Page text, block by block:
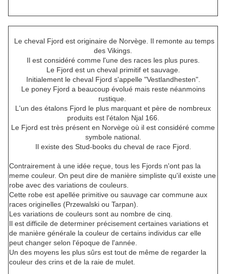
Le cheval Fjord est originaire de Norvège. Il remonte au temps
des Vikings.
Il est considéré comme l'une des races les plus pures.
Le Fjord est un cheval primitif et sauvage.
Initialement le cheval Fjord s'appelle "Vestlandhesten".
Le poney Fjord a beaucoup évolué mais reste néanmoins
rustique.
L'un des étalons Fjord le plus marquant et père de nombreux
produits est l'étalon Njal 166.
Le Fjord est très présent en Norvège où il est considéré comme
symbole national.
Il existe des Stud-books du cheval de race Fjord.
Contrairement à une idée reçue, tous les Fjords n'ont pas la
meme couleur. On peut dire de manière simpliste qu'il existe une
robe avec des variations de couleurs.
Cette robe est apellée primitive ou sauvage car commune aux
races originelles (Przewalski ou Tarpan).
Les variations de couleurs sont au nombre de cinq.
Il est difficile de determiner précisement certaines variations et
de manière générale la couleur de certains individus car elle
peut changer selon l'époque de l'année.
Un des moyens les plus sûrs est tout de même de regarder la
couleur des crins et de la raie de mulet.